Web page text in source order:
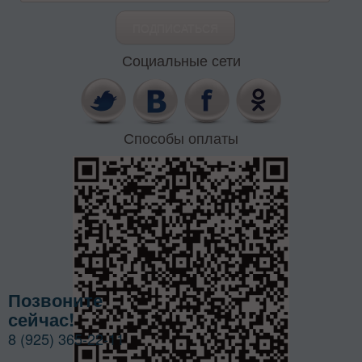
Социальные сети
Способы оплаты
Позвоните
сейчас!
8 (925) 365-22-11